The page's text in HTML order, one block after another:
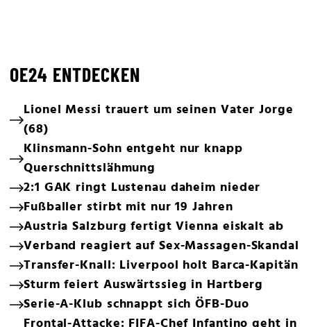
OE24 ENTDECKEN
Lionel Messi trauert um seinen Vater Jorge
(68)
Klinsmann-Sohn entgeht nur knapp
Querschnittslähmung
2:1 GAK ringt Lustenau daheim nieder
Fußballer stirbt mit nur 19 Jahren
Austria Salzburg fertigt Vienna eiskalt ab
Verband reagiert auf Sex-Massagen-Skandal
Transfer-Knall: Liverpool holt Barca-Kapitän
Sturm feiert Auswärtssieg in Hartberg
Serie-A-Klub schnappt sich ÖFB-Duo